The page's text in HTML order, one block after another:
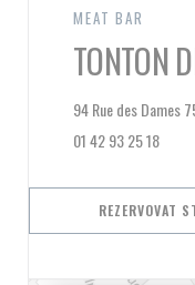
MEAT BAR
TONTON
94 Rue des Dames
01 42 93 25 18
REZERVOVAT